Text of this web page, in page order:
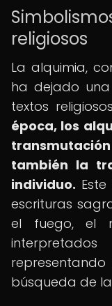
religiosos
La alquimia,
ha dejado
textos
época, los
también la
individuo.
escrituras
el fuego, el
búsqueda de